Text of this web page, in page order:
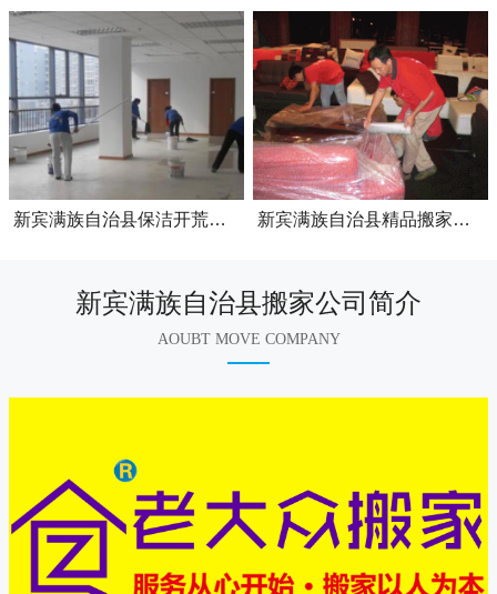
新宾满族自治县保洁开荒服务 新宾满族自治县精品搬家日式搬家
新宾满族自治县搬家公司简介
AOUBT MOVE COMPANY